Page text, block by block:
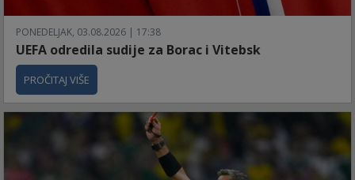
PONEDELJAK, 03.08.2026 | 17:38
UEFA odredila sudije za Borac i Vitebsk
PROČITAJ VIŠE